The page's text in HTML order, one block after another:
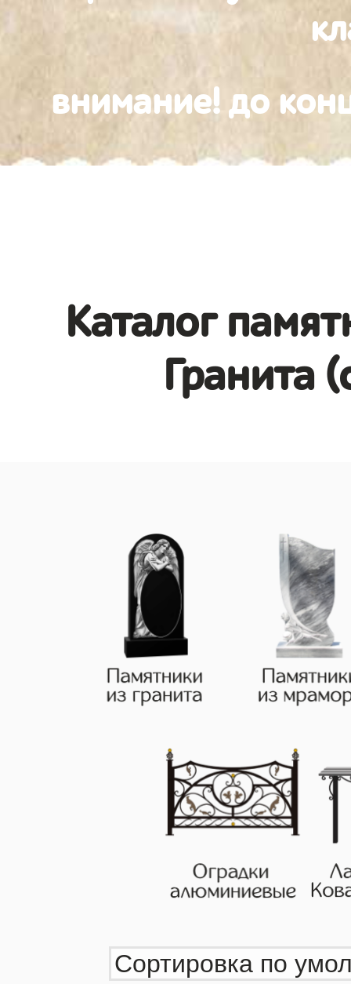
внимание! до
Каталог
Гранита